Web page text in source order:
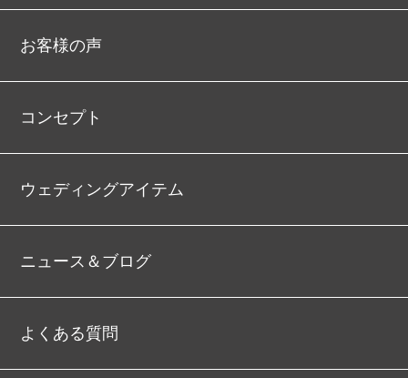
お客様の声
コンセプト
ウェディングアイテム
ニュース＆ブログ
よくある質問